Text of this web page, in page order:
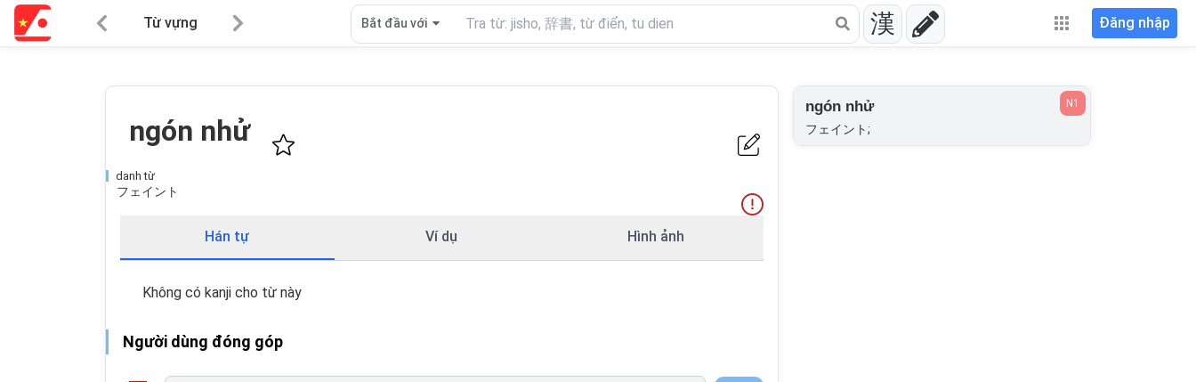
Từ vựng 漢
Bắt đầu với Đăng nhập
ngón nhử
danh từ
フェイント
Hán tự Ví dụ Hình ảnh
Không có kanji cho từ này
Người dùng đóng góp
ngón nhử
フェイント;
N1